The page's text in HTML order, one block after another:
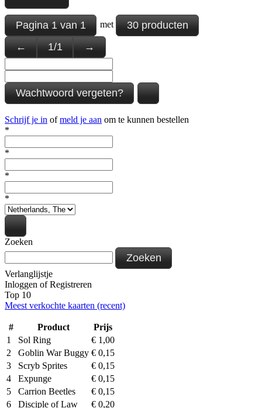
Pagina1van1 met
30 producten
←
1/1 →
Wachtwoord vergeten?
Schrijf je in ofmeld je aan om te kunnen bestellen
*
*
*
*
Zoeken
Zoeken
Verlanglijstje
Inloggen ofRegistreren
Top 10
Meest verkochte kaarten (recent)
# Product
Prijs
1
Sol Ring € 1,00
2
Goblin War Buggy € 0,15
3
Scryb Sprites € 0,15
4
Expunge € 0,15
5
Carrion Beetles € 0,15
6
Disciple of Law € 0,20